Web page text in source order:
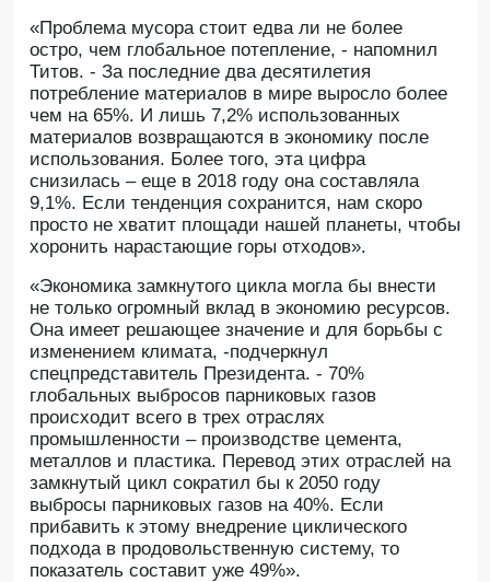
«Проблема мусора стоит едва ли не более
остро, чем глобальное потепление, - напомнил
Титов. - За последние два десятилетия
потребление материалов в мире выросло более
чем на 65%. И лишь 7,2% использованных
материалов возвращаются в экономику после
использования. Более того, эта цифра
снизилась – еще в 2018 году она составляла
9,1%. Если тенденция сохранится, нам скоро
просто не хватит площади нашей планеты, чтобы
хоронить нарастающие горы отходов».
«Экономика замкнутого цикла могла бы внести
не только огромный вклад в экономию ресурсов.
Она имеет решающее значение и для борьбы с
изменением климата, -подчеркнул
спецпредставитель Президента. - 70%
глобальных выбросов парниковых газов
происходит всего в трех отраслях
промышленности – производстве цемента,
металлов и пластика. Перевод этих отраслей на
замкнутый цикл сократил бы к 2050 году
выбросы парниковых газов на 40%. Если
прибавить к этому внедрение циклического
подхода в продовольственную систему, то
показатель составит уже 49%».